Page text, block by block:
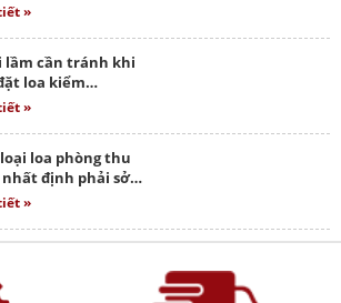
»
lầm cần tránh khi
loa kiểm…
»
loại loa phòng thu
nhất định phải sở…
»